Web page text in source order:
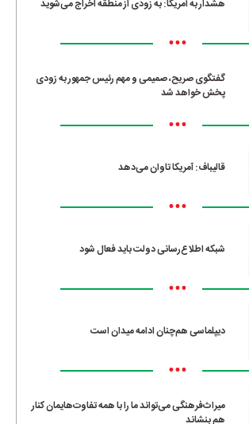
هشدار به آمریکا: به زودی از منطقه اخراج می‌شوید
•••
گفتگوی صریح، صمیمی و مهم رئیس جمهور به زودی
پخش خواهد شد
•••
قالیباف: آمریکا تاوان می‌دهد
•••
شبکه اطلاع‌رسانی دولت باید فعال شود
•••
دیپلماسی هم‌چنان ادامه میدان است
•••
میراث‌فرهنگی می‌تواند ما را با همه تفاوت‌هایمان کنار
هم بنشاند